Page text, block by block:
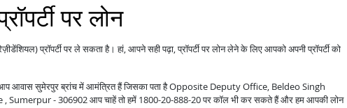
पर लोन
प्रॉपर्टी पर ले सकता है। हां, आपने सही पढ़ा, प्रॉपर्टी पर लोन लेने के लिए आपको अपनी प्रॉपर्टी को
आप आवास सुमेरपुर ब्रांच में आमंत्रित हैं जिसका पता है Opposite Deputy Office, Beldeo Singh
- 306902 आप चाहें तो हमें 1800-20-888-20 पर कॉल भी कर सकते हैं और हम आपकी लोन